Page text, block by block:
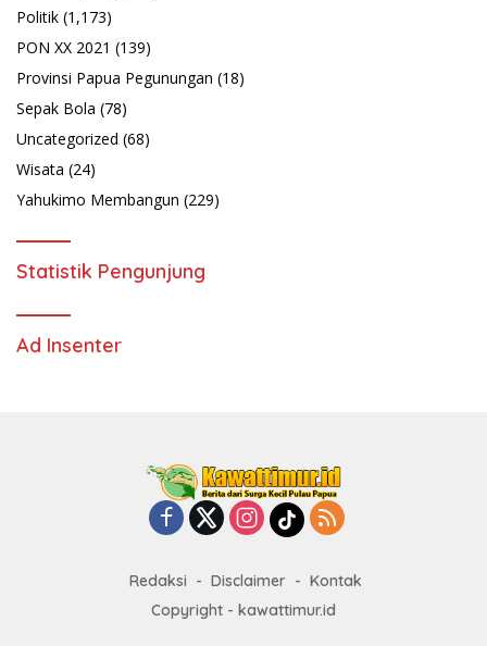
Politik (1,173)
PON XX 2021 (139)
Provinsi Papua Pegunungan (18)
Sepak Bola (78)
Uncategorized (68)
Wisata (24)
Yahukimo Membangun (229)
Statistik Pengunjung
Ad Insenter
Redaksi Disclaimer
Kontak
Copyright - kawattimur.id